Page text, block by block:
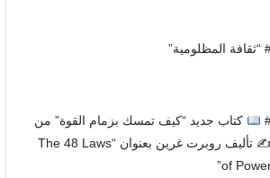
“ثقافة المظلومية”
كتاب جديد “كيف تمسك بزمام القوة” من
✍
تأليف روبرت غرين بعنوان “The 48 Laws
of